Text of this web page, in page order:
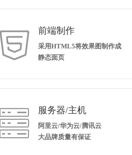
 前端制作
采用HTML5将效果图制作成
静态面页
 服务器/主机
阿里云/华为云/腾讯云
大品牌质量有保证